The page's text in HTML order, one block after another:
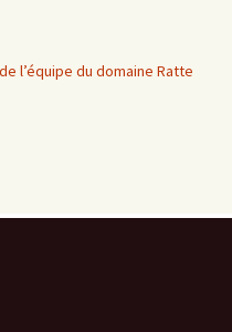
l’équipe du domaine Ratte